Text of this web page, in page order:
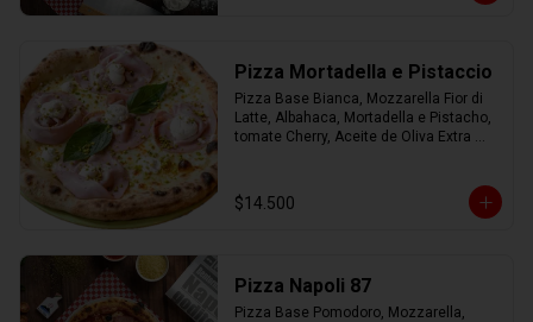
Pizza Mortadella e Pistaccio
Pizza Base Bianca, Mozzarella Fior di
Latte, Albahaca, Mortadella e Pistacho,
tomate Cherry, Aceite de Oliva Extra
$14.500
Pizza Napoli 87
Pizza Base Pomodoro, Mozzarella,